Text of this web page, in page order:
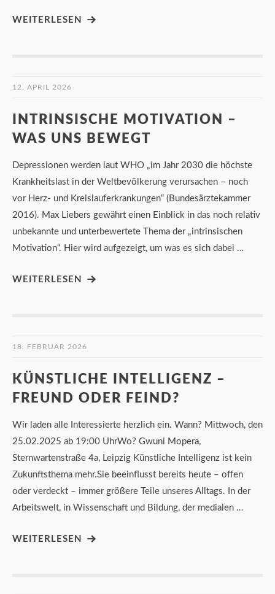
WEITERLESEN
12. APRIL 2026
INTRINSISCHE MOTIVATION –
WAS UNS BEWEGT
Depressionen werden laut WHO „im Jahr 2030 die höchste
Krankheitslast in der Weltbevölkerung verursachen – noch
vor Herz- und Kreislauferkrankungen“ (Bundesärztekammer
2016). Max Liebers gewährt einen Einblick in das noch relativ
unbekannte und unterbewertete Thema der „intrinsischen
Motivation“. Hier wird aufgezeigt, um was es sich dabei …
WEITERLESEN
18. FEBRUAR 2026
KÜNSTLICHE INTELLIGENZ –
FREUND ODER FEIND?
Wir laden alle Interessierte herzlich ein. Wann? Mittwoch, den
25.02.2025 ab 19:00 UhrWo? Gwuni Mopera,
Sternwartenstraße 4a, Leipzig Künstliche Intelligenz ist kein
Zukunftsthema mehr.Sie beeinflusst bereits heute – offen
oder verdeckt – immer größere Teile unseres Alltags. In der
Arbeitswelt, in Wissenschaft und Bildung, der medialen …
WEITERLESEN